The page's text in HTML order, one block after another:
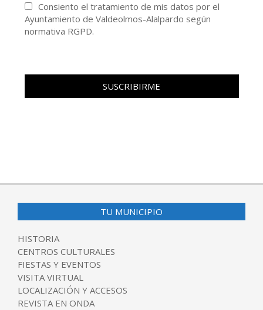
Consiento el tratamiento de mis datos por el
Ayuntamiento de Valdeolmos-Alalpardo según
normativa RGPD.
TU MUNICIPIO
HISTORIA
CENTROS CULTURALES
FIESTAS Y EVENTOS
VISITA VIRTUAL
LOCALIZACIÓN Y ACCESOS
REVISTA EN ONDA